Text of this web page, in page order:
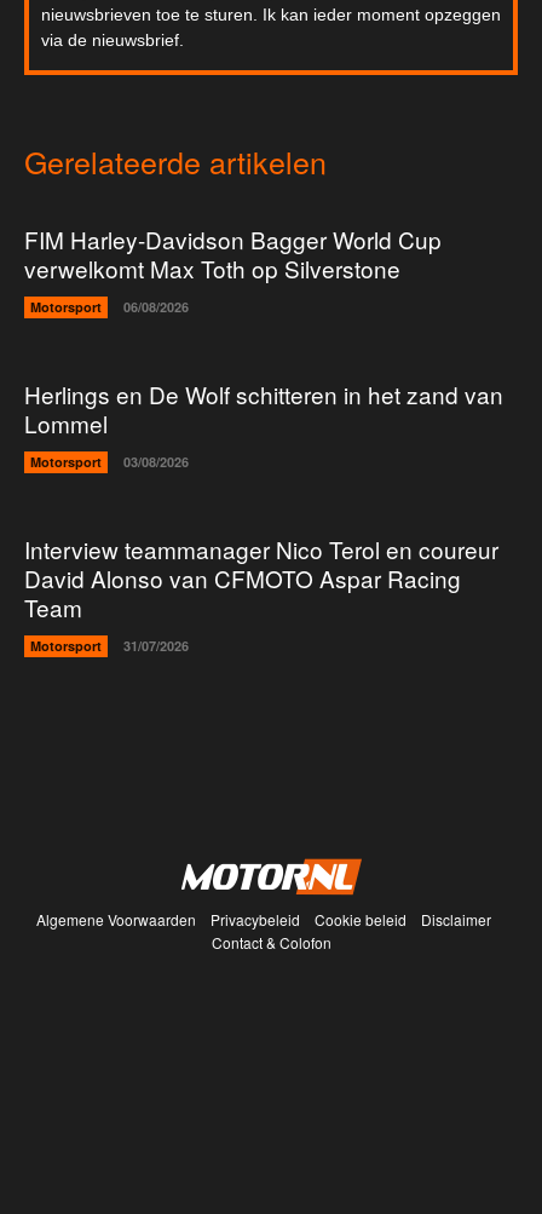
nieuwsbrieven toe te sturen. Ik kan ieder moment opzeggen
via de nieuwsbrief.
Gerelateerde artikelen
FIM Harley-Davidson Bagger World Cup
verwelkomt Max Toth op Silverstone
Motorsport 06/08/2026
Herlings en De Wolf schitteren in het zand van
Lommel
Motorsport 03/08/2026
Interview teammanager Nico Terol en coureur
David Alonso van CFMOTO Aspar Racing
Team
Motorsport 31/07/2026
Algemene Voorwaarden Privacybeleid Cookie beleid
Disclaimer
Contact & Colofon